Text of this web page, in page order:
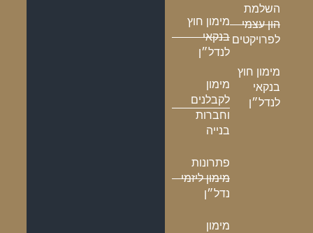
השלמת
הון עצמי
לפרויקטים
מימון חוץ
בנקאי
לנדל״ן
מימון חוץ
בנקאי
לנדל״ן
מימון
לקבלנים
וחברות
בנייה
פתרונות
מימון ליזמי
נדל״ן
מימון